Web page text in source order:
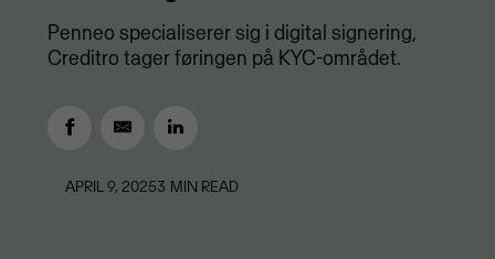
Penneo specialiserer sig i digital signering,
Creditro tager føringen på KYC-området.
APRIL 9, 20253 MIN READ